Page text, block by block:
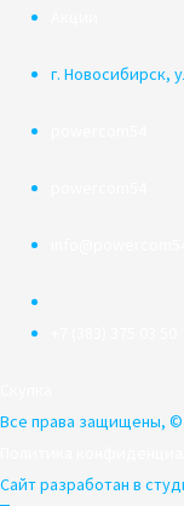
г. Новосибирск,
Все права защищены, ©
Сайт разработан в